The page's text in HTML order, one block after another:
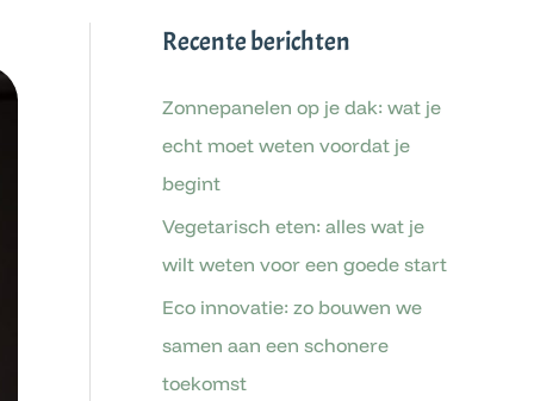
Recente berichten
Zonnepanelen op je dak: wat je
echt moet weten voordat je
begint
Vegetarisch eten: alles wat je
wilt weten voor een goede start
Eco innovatie: zo bouwen we
samen aan een schonere
toekomst